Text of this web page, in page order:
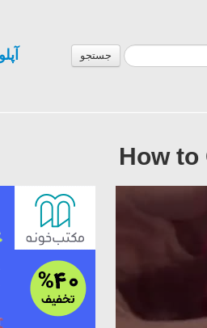
جستجو
How to